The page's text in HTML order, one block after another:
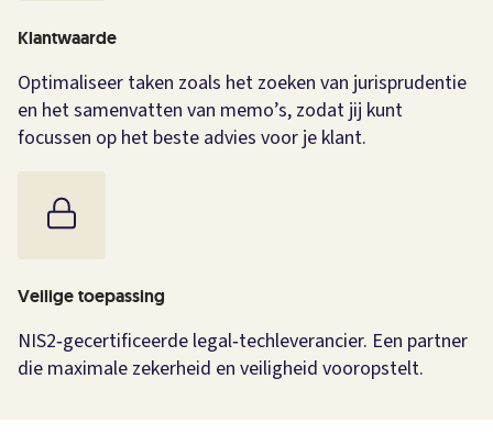
Klantwaarde
Optimaliseer taken zoals het zoeken van jurisprudentie
en het samenvatten van memo’s, zodat jij kunt
focussen op het beste advies voor je klant.
Veilige toepassing
NIS2‑gecertificeerde legal‑techleverancier. Een partner
die maximale zekerheid en veiligheid vooropstelt.